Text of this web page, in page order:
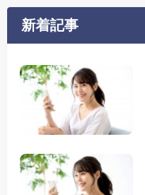
新着記事